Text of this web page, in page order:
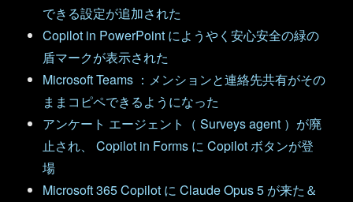
できる設定が追加された
Copilot in PowerPoint にようやく安心安全の緑の
盾マークが表示された
Microsoft Teams ：メンションと連絡先共有がその
ままコピペできるようになった
アンケート エージェント（ Surveys agent ）が廃
止され、 Copilot in Forms に Copilot ボタンが登
場
Microsoft 365 Copilot に Claude Opus 5 が来た＆